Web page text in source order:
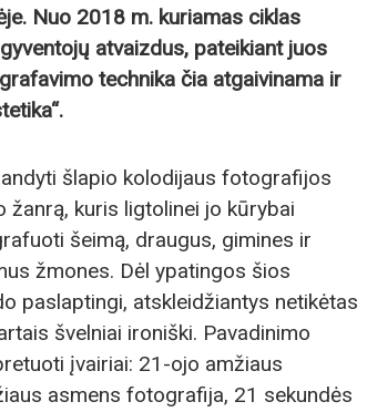
Nuo 2018 m. kuriamas ciklas
atvaizdus, pateikiant juos
technika čia atgaivinama ir
šlapio kolodijaus fotografijos
kuris ligtolinei jo kūrybai
šeimą, draugus, gimines ir
žmones. Dėl ypatingos šios
paslaptingi, atskleidžiantys netikėtas
švelniai ironiški. Pavadinimo
įvairiai: 21-ojo amžiaus
asmens fotografija, 21 sekundės